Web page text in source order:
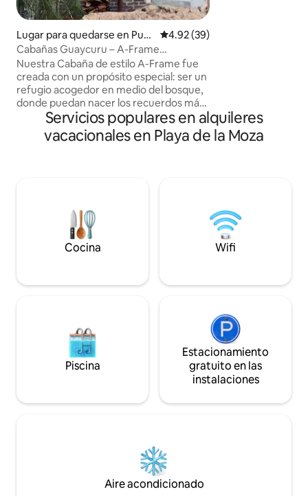
Lugar para quedarse en Punt
a del Diablo
Calificación promedio: 4.92 de
4.92 (39)
Cabañas Guaycuru – A-Frame
romântica no bosque
Nuestra Cabaña de estilo A-Frame fue
creada con un propósito especial: ser un
refugio acogedor en medio del bosque,
donde puedan nacer los recuerdos más
playa paradisíaca, la cabaña de madera y
vidrio inspira calma, admiración y
instante: la naturaleza que la rodea, los
detalles de la cabaña y el silencio que
Servicios populares en alquileres
vacacionales en Playa de la Moza
Cocina Wifi
Piscina
Estacionamiento
gratuito en las
instalaciones
Aire acondicionado